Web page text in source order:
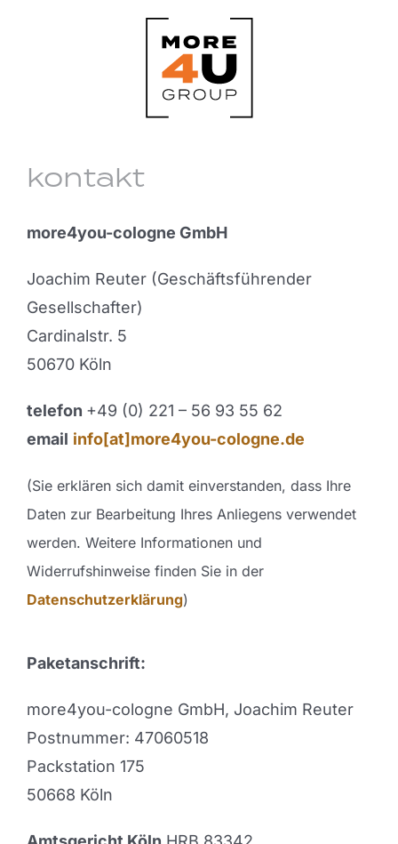
kontakt
more4you-cologne GmbH
Joachim Reuter (Geschäftsführender
Gesellschafter)
Cardinalstr. 5
50670 Köln
telefon +49 (0) 221 – 56 93 55 62
email info[at]more4you-cologne.de
(Sie erklären sich damit einverstanden, dass Ihre
Daten zur Bearbeitung Ihres Anliegens verwendet
werden. Weitere Informationen und
Widerrufshinweise finden Sie in der
Datenschutzerklärung)
Paketanschrift:
more4you-cologne GmbH, Joachim Reuter
Postnummer: 47060518
Packstation 175
50668 Köln